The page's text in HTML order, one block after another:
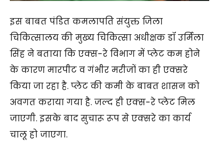
इस बाबत पंडित कमलापति संयुक्त जिला
चिकित्सालय की मुख्य चिकित्सा अधीक्षक डॉ उर्मिला
सिंह ने बताया कि एक्स-रे विभाग में प्लेट कम होने
के कारण मारपीट व गंभीर मरीजों का ही एक्सरे
किया जा रहा है. प्लेट की कमी के बाबत शासन को
अवगत कराया गया है. जल्द ही एक्स-रे प्लेट मिल
जाएगी. इसके बाद सुचारू रूप से एक्सरे का कार्य
चालू हो जाएगा.